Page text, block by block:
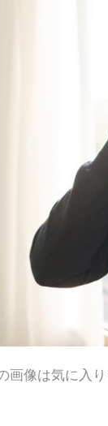
画像は気に入